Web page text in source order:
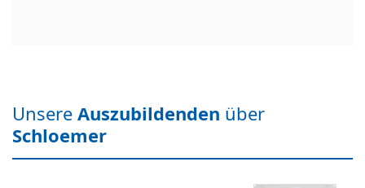
Unsere Auszubildenden über
Schloemer